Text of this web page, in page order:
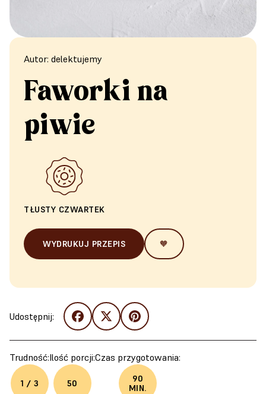
Autor: delektujemy
Faworki na
piwie
TŁUSTY CZWARTEK
WYDRUKUJ PRZEPIS 🧡
Udostępnij:
Trudność:
1 / 3
Ilość porcji:
50
Czas przygotowania:
90
MIN.